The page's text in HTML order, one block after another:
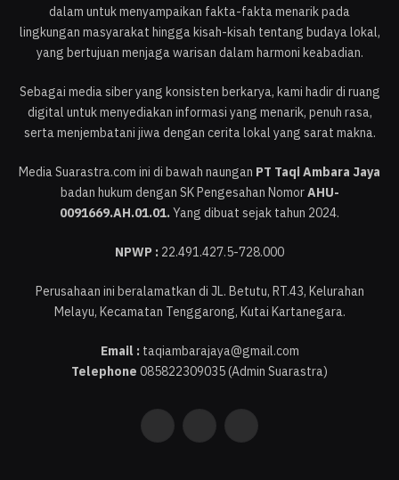
dalam untuk menyampaikan fakta-fakta menarik pada
lingkungan masyarakat hingga kisah-kisah tentang budaya lokal,
yang bertujuan menjaga warisan dalam harmoni keabadian.
Sebagai media siber yang konsisten berkarya, kami hadir di ruang
digital untuk menyediakan informasi yang menarik, penuh rasa,
serta menjembatani jiwa dengan cerita lokal yang sarat makna.
Media Suarastra.com ini di bawah naungan PT Taqi Ambara Jaya
badan hukum dengan SK Pengesahan NomorAHU-
0091669.AH.01.01.Yang dibuat sejak tahun 2024.
NPWP : 22.491.427.5-728.000
Perusahaan ini beralamatkan di JL. Betutu, RT.43, Kelurahan
Melayu, Kecamatan Tenggarong, Kutai Kartanegara.
Email :taqiambarajaya@gmail.com
Telephone 085822309035 (Admin Suarastra)
InstagramYouTube WhatsApp